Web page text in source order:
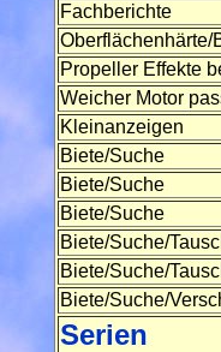
Fachberichte
Oberflächenhärte/
Propeller Effekte
Weicher Motor
Kleinanzeigen
Biete/Suche
Biete/Suche
Biete/Suche
Biete/Suche/
Biete/Suche/
Biete/Suche/
Serien